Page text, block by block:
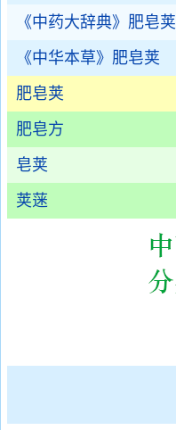
《中药大辞典》肥皂荚
《中华本草》肥皂荚
肥皂荚
肥皂方
皂荚
荚蒾